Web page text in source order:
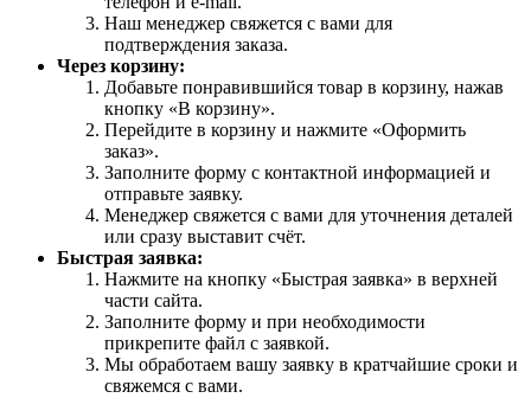
Наш менеджер свяжется с вами для
подтверждения заказа.
Через корзину:
Добавьте понравившийся товар в корзину, нажав
кнопку «В корзину».
Перейдите в корзину и нажмите «Оформить
заказ».
Заполните форму с контактной информацией и
отправьте заявку.
Менеджер свяжется с вами для уточнения деталей
или сразу выставит счёт.
Быстрая заявка:
Нажмите на кнопку «Быстрая заявка» в верхней
части сайта.
Заполните форму и при необходимости
прикрепите файл с заявкой.
Мы обработаем вашу заявку в кратчайшие сроки и
свяжемся с вами.